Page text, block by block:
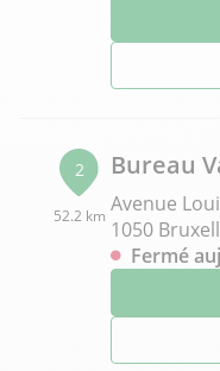
2
52.2 km
Bureau
Avenue
1050
Fermé